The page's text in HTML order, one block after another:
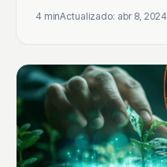
4 minActualizado: abr 8, 2024